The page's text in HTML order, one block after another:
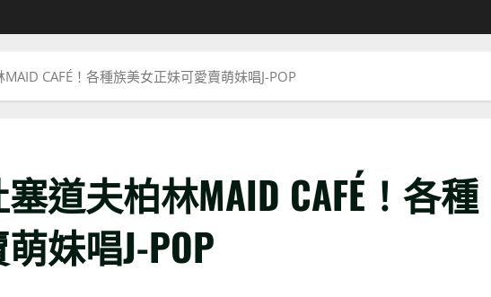
CAFÉ！各種族美女正妹可愛賣萌妹唱J-POP
道夫柏林MAID CAFÉ！各種
妹唱J-POP